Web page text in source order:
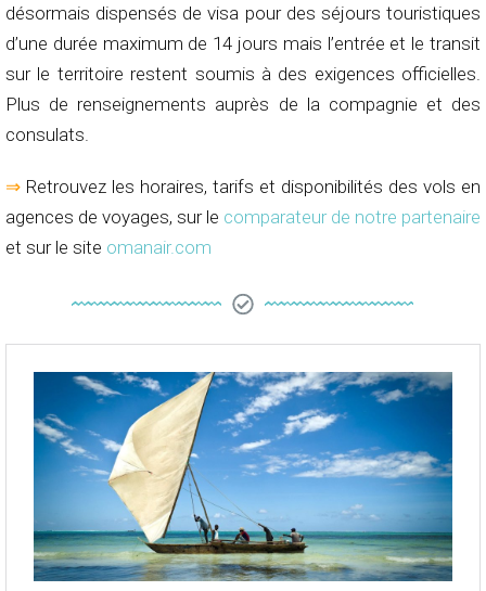
désormais dispensés de visa pour des séjours touristiques
d’une durée maximum de 14 jours mais l’entrée et le transit
sur le territoire restent soumis à des exigences officielles.
Plus de renseignements auprès de la compagnie et des
consulats.
⇒ Retrouvez les horaires, tarifs et disponibilités des vols en
agences de voyages, sur le comparateur de notre partenaire
et sur le site omanair.com